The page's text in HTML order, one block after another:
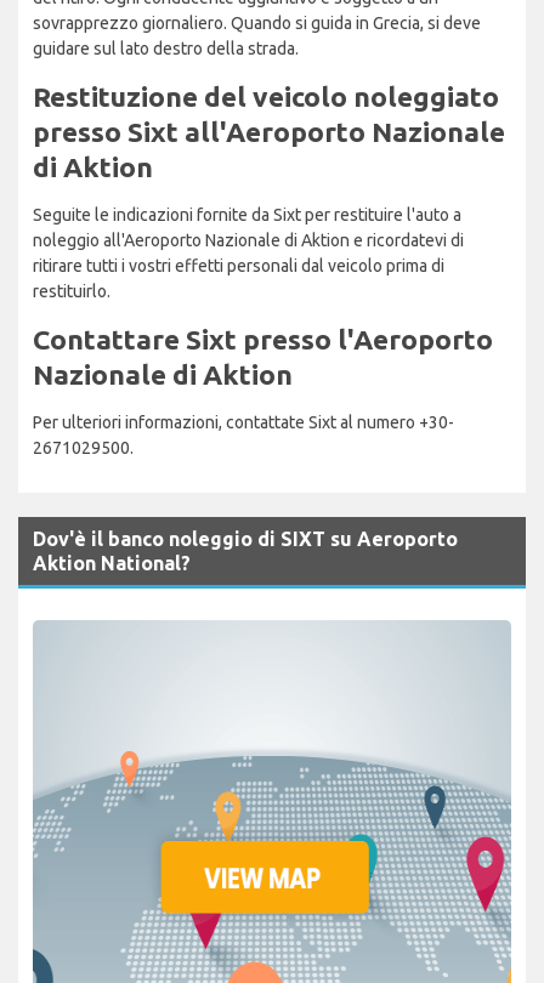
sovrapprezzo giornaliero. Quando si guida in Grecia, si deve
guidare sul lato destro della strada.
Restituzione del veicolo noleggiato
presso Sixt all'Aeroporto Nazionale
di Aktion
Seguite le indicazioni fornite da Sixt per restituire l'auto a
noleggio all'Aeroporto Nazionale di Aktion e ricordatevi di
ritirare tutti i vostri effetti personali dal veicolo prima di
restituirlo.
Contattare Sixt presso l'Aeroporto
Nazionale di Aktion
Per ulteriori informazioni, contattate Sixt al numero +30-
2671029500.
Dov'è il banco noleggio di SIXT su Aeroporto
Aktion National?